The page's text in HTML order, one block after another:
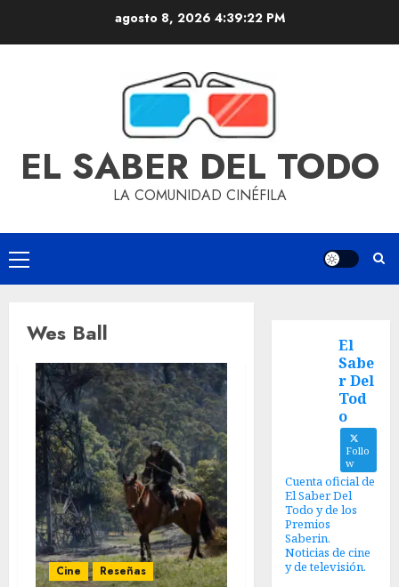
agosto 8, 2026 4:39:23 PM
EL SABER DEL TODO
LA COMUNIDAD CINÉFILA
Wes Ball
Cine Reseñas
El
Sabe
r Del
Tod
o
Follo
w
Cuenta oficial de
El Saber Del
Todo y de los
Premios
Saberin.
Noticias de cine
y de televisión.